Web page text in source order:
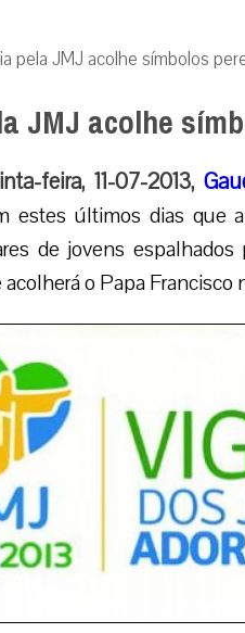
pela JMJ acolhe símbolos
JMJ acolhe
feira, 11-07-2013,
estes últimos dias que
de jovens
o Papa Francisco